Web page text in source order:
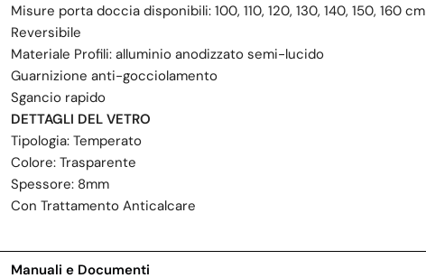
Misure porta doccia disponibili: 100, 110, 120, 130, 140, 150, 160 cm
Reversibile
Materiale Profili: alluminio anodizzato semi-lucido
Guarnizione anti-gocciolamento
Sgancio rapido
DETTAGLI DEL VETRO
Tipologia: Temperato
Colore: Trasparente
Spessore: 8mm
Con Trattamento Anticalcare
Manuali e Documenti